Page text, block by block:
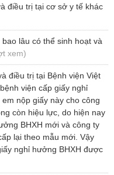
điều trị tại cơ sở y tế khác
lâu có thể sinh hoạt và
xem)
điều trị tại Bệnh viện Việt
viện cấp giấy nghỉ
nộp giấy này cho công
còn hiệu lực, do hiện nay
BHXH mới và công ty
lại theo mẫu mới. Vậy
nghỉ hưởng BHXH được